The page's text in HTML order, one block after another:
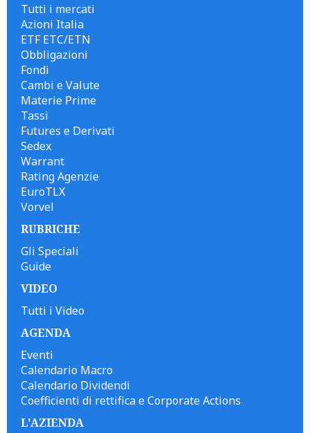
Tutti i mercati
Azioni Italia
ETF ETC/ETN
Obbligazioni
Fondi
Cambi e Valute
Materie Prime
Tassi
Futures e Derivati
Sedex
Warrant
Rating Agenzie
EuroTLX
Vorvel
RUBRICHE
Gli Speciali
Guide
VIDEO
Tutti i Video
AGENDA
Eventi
Calendario Macro
Calendario Dividendi
Coefficienti di rettifica e Corporate Actions
L'AZIENDA